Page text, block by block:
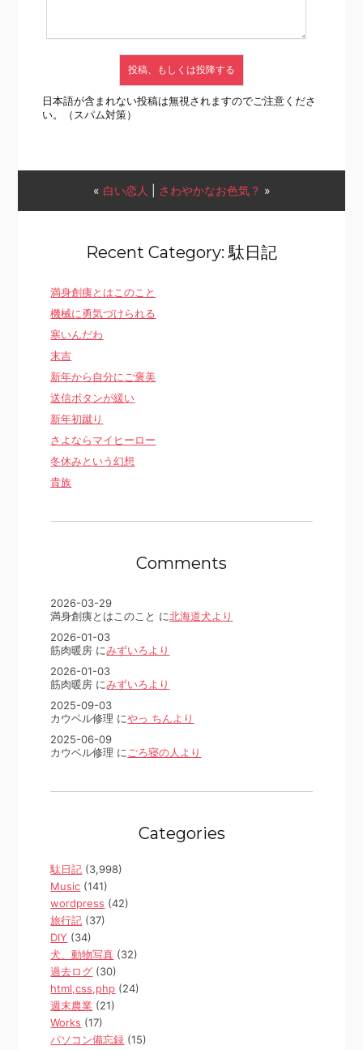
日本語が含まれない投稿は無視されますのでご注意くださ
い。（スパム対策）
« 白い恋人 さわやかなお色気？ »
Recent Category: 駄日記
満身創痍とはこのこと
機械に勇気づけられる
寒いんだわ
末吉
新年から自分にご褒美
送信ボタンが緩い
新年初蹴り
さよならマイヒーロー
冬休みという幻想
貴族
Comments
2026-03-29
満身創痍とはこのこと に北海道犬より
2026-01-03
筋肉暖房 にみずいろより
2026-01-03
筋肉暖房 にみずいろより
2025-09-03
カウベル修理 にやっ ちんより
2025-06-09
カウベル修理 に ごろ寝の人より
Categories
駄日記 (3,998)
Music (141)
wordpress (42)
旅行記 (37)
DIY (34)
犬、動物写真 (32)
過去ログ (30)
html,css,php (24)
週末農業 (21)
Works (17)
パソコン備忘録 (15)